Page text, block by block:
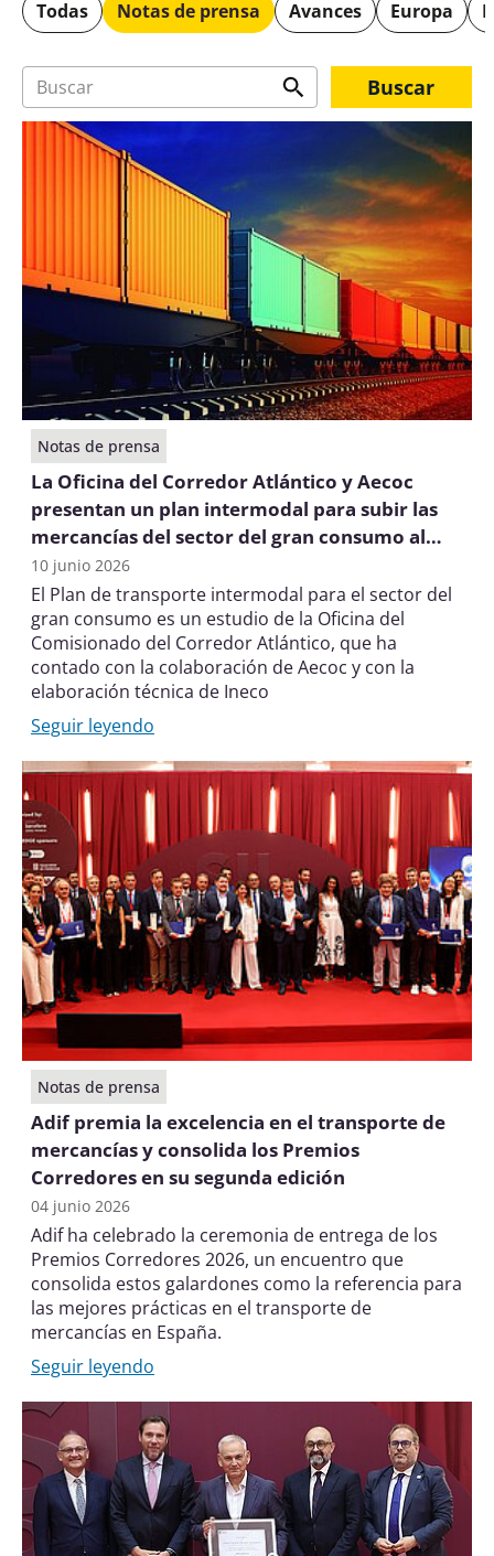
Todas
Notas de prensa Avances Europa
Notas de prensa
La Oficina del Corredor Atlántico y Aecoc
presentan un plan intermodal para subir las
mercancías del sector del gran consumo al
tren
10 junio 2026
El Plan de transporte intermodal para el sector del
gran consumo es un estudio de la Oficina del
Comisionado del Corredor Atlántico, que ha
contado con la colaboración de Aecoc y con la
elaboración técnica de Ineco
Seguir leyendo
Notas de prensa
Adif premia la excelencia en el transporte de
mercancías y consolida los Premios
Corredores en su segunda edición
04 junio 2026
Adif ha celebrado la ceremonia de entrega de los
Premios Corredores 2026, un encuentro que
consolida estos galardones como la referencia para
las mejores prácticas en el transporte de
mercancías en España.
Seguir leyendo